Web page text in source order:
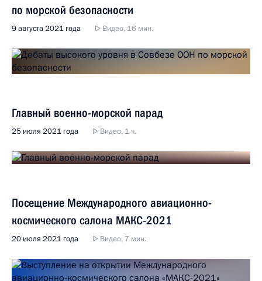
по морской безопасности
9 августа 2021 года Видео, 16 мин.
Главный военно-морской парад
25 июля 2021 года Видео, 1 ч.
Посещение Международного авиационно-
космического салона МАКС-2021
20 июля 2021 года Видео, 7 мин.